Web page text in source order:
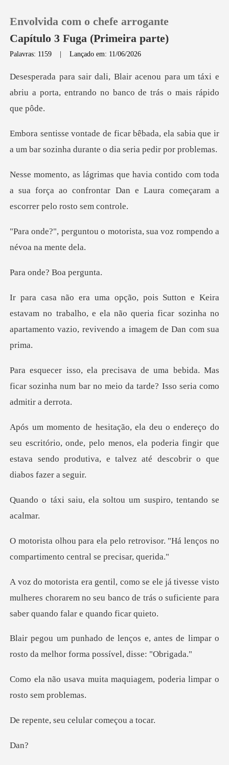
0
Loja
Histórico
Baixar App
Envolvida com o chefe arrogante
Capítulo 3 Fuga (Primeira parte)
Palavras: 1159 |Lançado em: 11/06/2026
para um táxi e
abriu a porta, entrando
a, ela sabia que ir
a um bar sozinha d
om toda
a sua força ao confrontar Dan e Laura
motorista, sua voz rompe
e? Boa p
avam no trabalho, e ela não queria ficar sozinha no
apa
ebida. Mas
ficar sozinha num bar no meio d
tório, onde, pelo menos, ela poderia fingir que
estava sendo
la soltou um suspiro,
trovisor. "Há lenços no
compartime
visto
mulheres chorarem no seu banco de trás o sufic
, antes de limpar o
rosto da melho
maquiagem, poderia limp
eu celular co
a